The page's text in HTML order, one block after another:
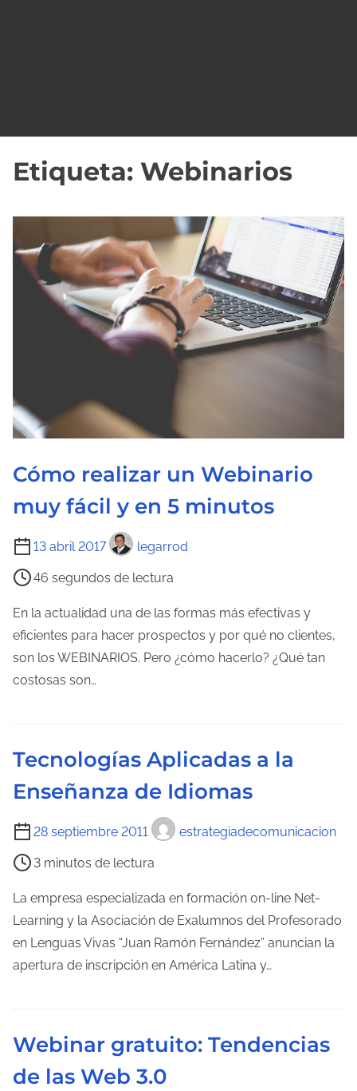
Etiqueta: Webinarios
Cómo realizar un Webinario
muy fácil y en 5 minutos
13 abril 2017 legarrod
T
e
m
p
o
d
c
t
r
a
e
l
a
e
r
a
d
46 segundos de lectura
En la actualidad una de las formas más efectivas y
eficientes para hacer prospectos y por qué no clientes,
son los WEBINARIOS. Pero ¿cómo hacerlo? ¿Qué tan
costosas son…
Tecnologías Aplicadas a la
Enseñanza de Idiomas
28 septiembre 2011 estrategiadecomunicacion
T
e
m
p
o
d
c
t
3 minutos de lectura
La empresa especializada en formación on-line Net-
Learning y la Asociación de Exalumnos del Profesorado
en Lenguas Vivas “Juan Ramón Fernández” anuncian la
apertura de inscripción en América Latina y…
Webinar gratuito: Tendencias
de las Web 3.0